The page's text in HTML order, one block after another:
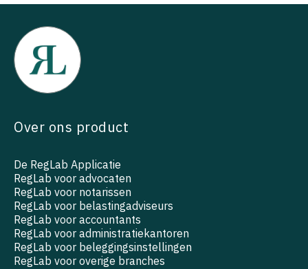
Over ons product
De RegLab Applicatie
RegLab voor advocaten
RegLab voor notarissen
RegLab voor belastingadviseurs
RegLab voor accountants
RegLab voor administratiekantoren
RegLab voor beleggingsinstellingen
RegLab voor overige branches